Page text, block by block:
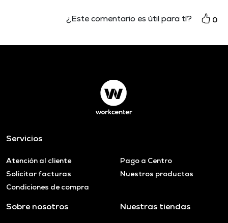
¿Este comentario es útil para tí? 0
Servicios
Atención al cliente
Pago a Centro
Solicitar facturas
Nuestros productos
Condiciones de compra
Sobre nosotros Nuestras tiendas